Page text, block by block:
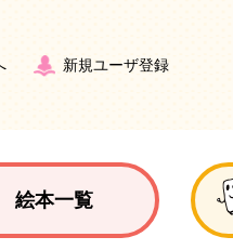
新規ユーザ登録
絵本一覧